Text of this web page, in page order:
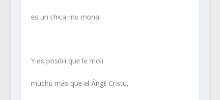
es un chica mu mona.
Y es posibli que le moli
muchu más que el Ángil Cristu,